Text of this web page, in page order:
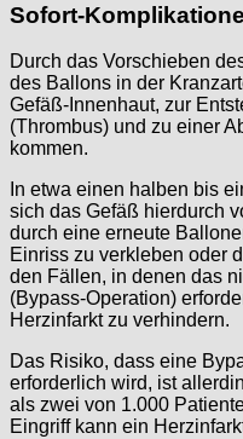
Sofort-
Durch das Vorschieben
des Ballons in der
Gefäß-Innenhaut, zur
(Thrombus) und zu einer
kommen.
In etwa einen halben bis
sich das Gefäß hierdurch
durch eine erneute
Einriss zu verkleben oder
den Fällen, in denen das
(Bypass-Operation)
Herzinfarkt zu verhindern.
Das Risiko, dass eine
erforderlich wird, ist
als zwei von 1.000
Eingriff kann ein